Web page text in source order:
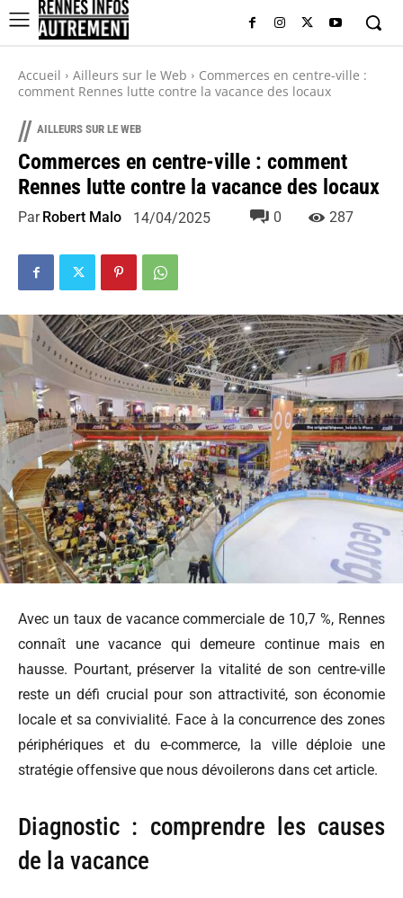
Accueil Ailleurs sur le Web
Commerces en centre-ville :
comment Rennes lutte contre la vacance des locaux
// AILLEURS SUR LE WEB
Commerces en centre-ville : comment
Rennes lutte contre la vacance des locaux
Par Robert Malo 14/04/2025 0 287
Avec un taux de vacance commerciale de 10,7 %, Rennes
connaît une vacance qui demeure continue mais en
hausse. Pourtant, préserver la vitalité de son centre-ville
reste un défi crucial pour son attractivité, son économie
locale et sa convivialité. Face à la concurrence des zones
périphériques et du e-commerce, la ville déploie une
stratégie offensive que nous dévoilerons dans cet article.
Diagnostic : comprendre les causes
de la vacance